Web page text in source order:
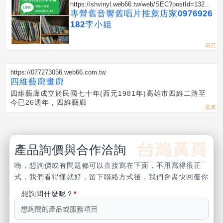
https://shvinyl.web66.tw/web/SEC?postId=13241
43
專營舊音響舊唱片推薦店家0976926
182李小姐
https://077273056.web66.com.tw
四維藝廊畫廊
四維藝廊成立於民國七十年(西元1981年)高雄市四維二路至
今已26週年，四維藝廊
產品詢價與合作洽詢
嗨，想詢價或有問題都可以直接寫在下面，不用寫得很正
式，我們看得懂就好，留下聯絡方式後，我們會盡快回覆你
想詢問什麼呢？